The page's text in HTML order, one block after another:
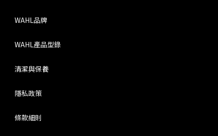
WAHL品牌
WAHL產品型錄
清潔與保養
隱私政策
條款細則